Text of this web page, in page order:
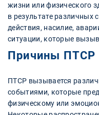
жизни или физического
в результате различных
действия, насилие,
ситуации, которые
Причины ПТСР
ПТСР вызывается
событиями, которые
физическому или